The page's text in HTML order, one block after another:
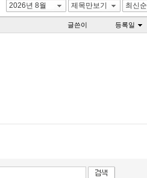
2026년 8월 제목만보기 최신순
글쓴이 등록일